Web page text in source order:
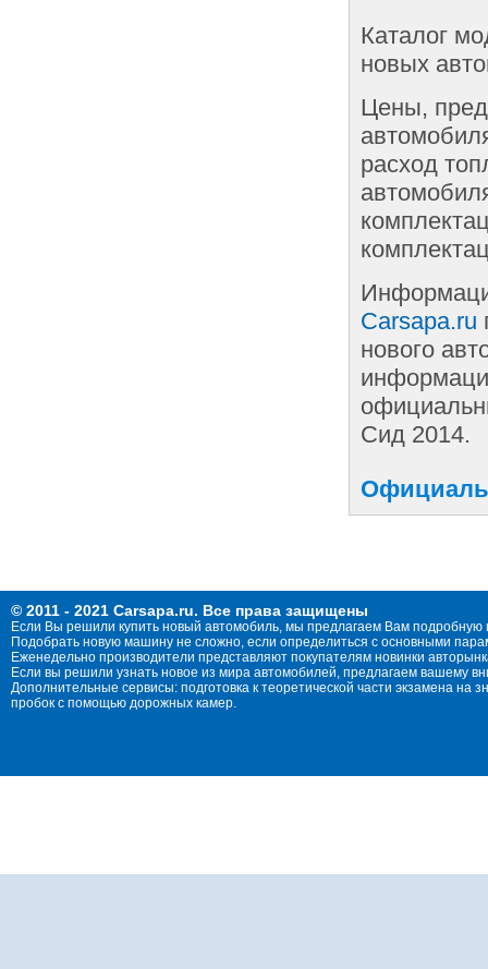
Каталог
новых
Цены,
расход
Carsapa.ru
нового
Сид 2014.
© 2011 - 2021 Carsapa.ru. Все права защищены
Если Вы решили купить новый автомобиль, мы предлагаем Вам
Подобрать новую машину не сложно, если определиться с основными
Еженедельно производители представляют покупателям новинки
Если вы решили узнать новое из мира автомобилей, предлагаем вашему
Дополнительные сервисы: подготовка к теоретической части экзамена
пробок с помощью дорожных камер.